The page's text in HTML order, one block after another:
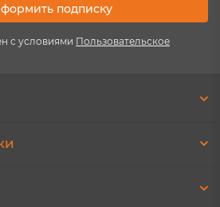
подписку
с условиями Пользовательское